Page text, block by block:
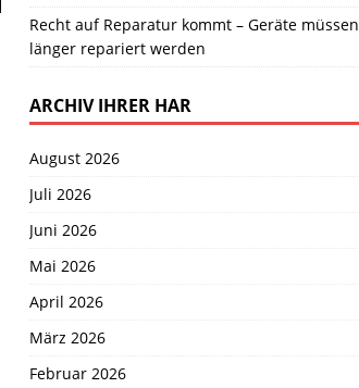
Recht auf Reparatur kommt – Geräte müssen
länger repariert werden
ARCHIV IHRER HAR
August 2026
Juli 2026
Juni 2026
Mai 2026
April 2026
März 2026
Februar 2026